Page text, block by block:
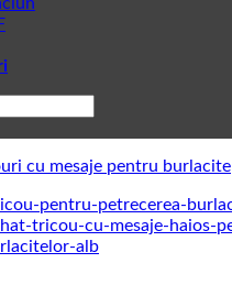
cu mesaje pentru burlacite